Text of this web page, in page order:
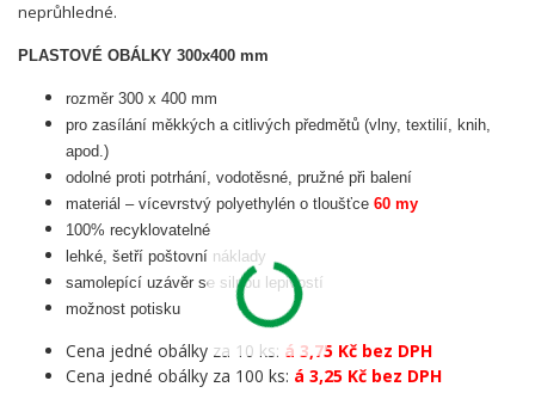
neprůhledné.
PLASTOVÉ OBÁLKY 300x400 mm
rozměr 300 x 400 mm
pro zasílání měkkých a citlivých předmětů (vlny, textilií, knih,
apod.)
odolné proti potrhání, vodotěsné, pružné při balení
materiál – vícevrstvý polyethylén o tloušťce 60 my
100% recyklovatelné
lehké, šetří poštovní náklady
samolepící uzávěr se silnou lepivostí
možnost potisku
Cena jedné obálky za 10 ks: á 3,75 Kč bez DPH
Cena jedné obálky za 100 ks: á 3,25 Kč bez DPH